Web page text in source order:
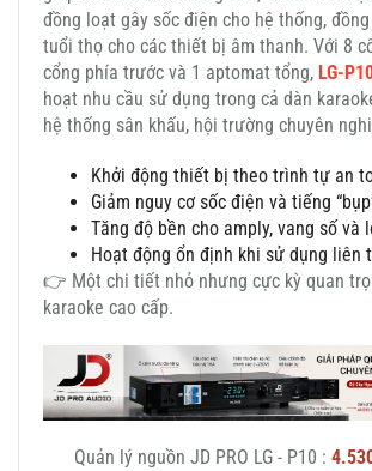
đồng loạt gây sốc điện cho hệ thống,
tuổi thọ cho các thiết bị âm thanh. Với 8
cổng phía trước và 1 aptomat tổng, LG-
hoạt nhu cầu sử dụng trong cả dàn
hệ thống sân khấu, hội trường chuyên
Khởi động thiết bị theo trình tự an
Giảm nguy cơ sốc điện và tiếng
Tăng độ bền cho amply, vang số và
Hoạt động ổn định khi sử dụng liên
👉 Một chi tiết nhỏ nhưng cực kỳ quan
karaoke cao cấp.
Quản lý nguồn JD PRO LG - P10 :